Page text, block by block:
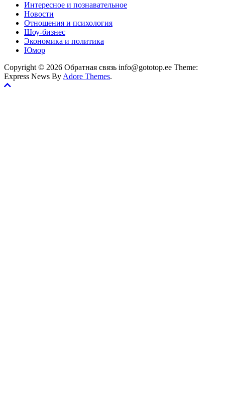
Интересное и познавательное
Новости
Отношения и психология
Шоу-бизнес
Экономика и политика
Юмор
Copyright © 2026 Обратная связь info@gototop.ee Theme:
Express News By Adore Themes.